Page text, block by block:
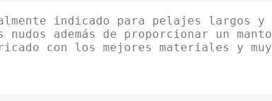
indicado para pelajes largos y
además de proporcionar un manto
con los mejores materiales y muy